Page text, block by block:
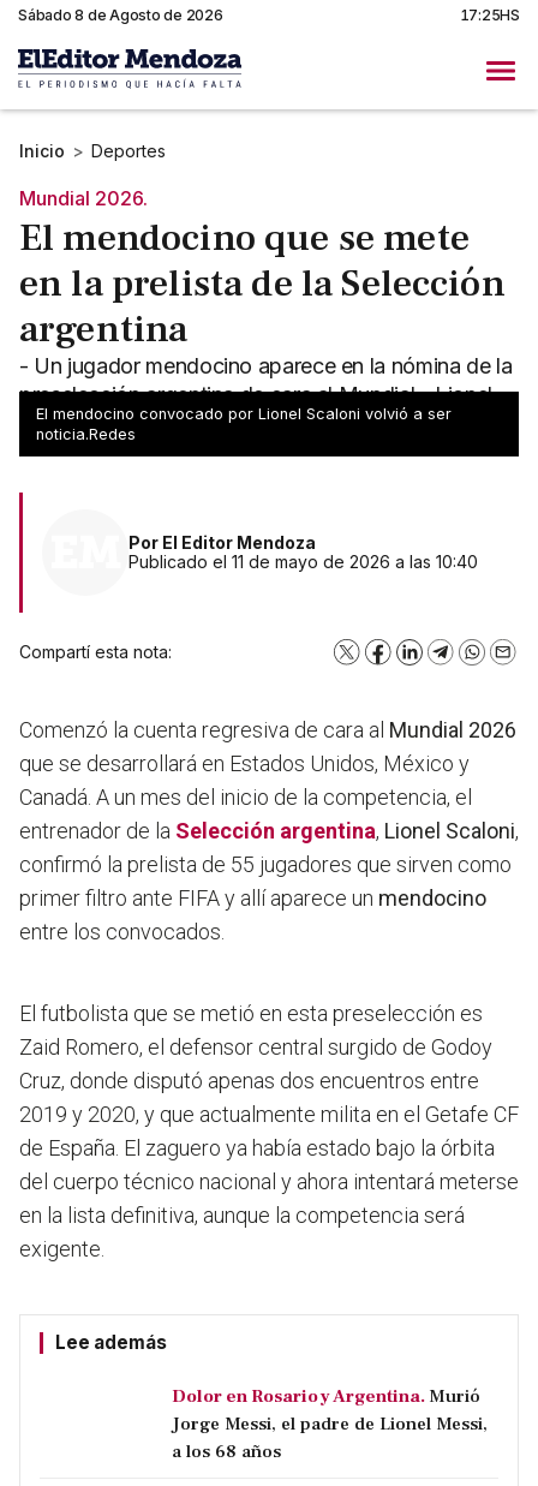
Sábado 8 de Agosto de 2026 17:25HS
Inicio > Deportes
Mundial 2026.
El mendocino que se mete
en la prelista de la Selección
argentina
- Un jugador mendocino aparece en la nómina de la
preselección argentina de cara al Mundial - Lionel
Scaloni diagramó la lista con 55 jugadores
El mendocino convocado por Lionel Scaloni volvió a ser
noticia.Redes
Por El Editor Mendoza
Publicado el 11 de mayo de 2026 a las 10:40
Compartí esta nota: X Facebook
LinkedInTelegram
Comenzó la cuenta regresiva de cara al Mundial 2026
que se desarrollará en Estados Unidos, México y
Canadá. A un mes del inicio de la competencia, el
entrenador de la Selección argentina, Lionel Scaloni,
confirmó la prelista de 55 jugadores que sirven como
primer filtro ante FIFA y allí aparece un mendocino
entre los convocados.
El futbolista que se metió en esta preselección es
Zaid Romero, el defensor central surgido de Godoy
Cruz, donde disputó apenas dos encuentros entre
2019 y 2020, y que actualmente milita en el Getafe CF
de España. El zaguero ya había estado bajo la órbita
del cuerpo técnico nacional y ahora intentará meterse
en la lista definitiva, aunque la competencia será
exigente.
Lee además
Dolor en Rosario y Argentina. Murió
Jorge Messi, el padre de Lionel Messi,
a los 68 años